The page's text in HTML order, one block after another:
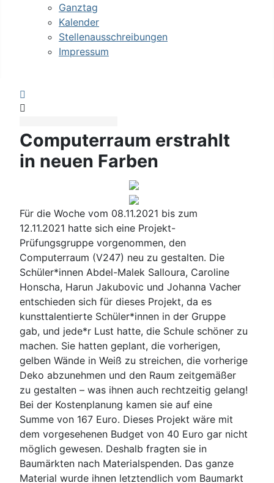
Ganztag
Kalender
Stellenausschreibungen
Impressum
Computerraum erstrahlt
in neuen Farben
Für die Woche vom 08.11.2021 bis zum
12.11.2021 hatte sich eine Projekt-
Prüfungsgruppe vorgenommen, den
Computerraum (V247) neu zu gestalten. Die
Schüler*innen Abdel-Malek Salloura, Caroline
Honscha, Harun Jakubovic und Johanna Vacher
entschieden sich für dieses Projekt, da es
kunsttalentierte Schüler*innen in der Gruppe
gab, und jede*r Lust hatte, die Schule schöner zu
machen. Sie hatten geplant, die vorherigen,
gelben Wände in Weiß zu streichen, die vorherige
Deko abzunehmen und den Raum zeitgemäßer
zu gestalten – was ihnen auch rechtzeitig gelang!
Bei der Kostenplanung kamen sie auf eine
Summe von 167 Euro. Dieses Projekt wäre mit
dem vorgesehenen Budget von 40 Euro gar nicht
möglich gewesen. Deshalb fragten sie in
Baumärkten nach Materialspenden. Das ganze
Material wurde ihnen letztendlich vom Baumarkt